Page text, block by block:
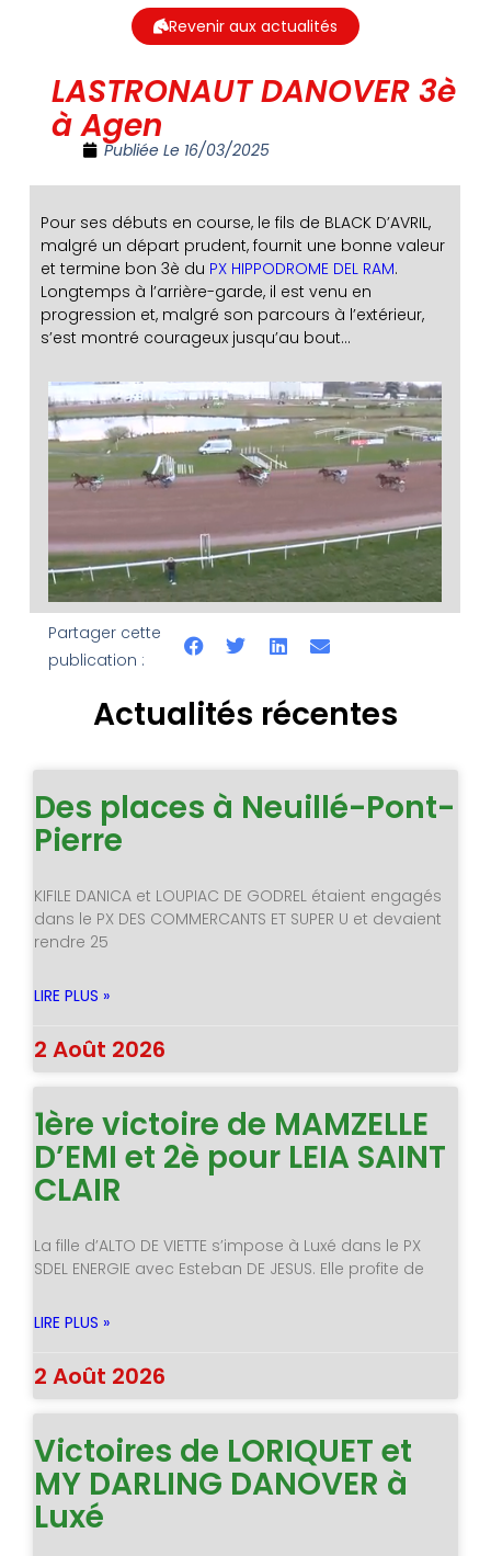
Revenir aux actualités
LASTRONAUT DANOVER 3è
à Agen
Publiée Le 16/03/2025
Pour ses débuts en course, le fils de BLACK D’AVRIL,
malgré un départ prudent, fournit une bonne valeur
et termine bon 3è du PX HIPPODROME DEL RAM.
Longtemps à l’arrière-garde, il est venu en
progression et, malgré son parcours à l’extérieur,
s’est montré courageux jusqu’au bout…
Partager cette
publication :
Actualités récentes
Des places à Neuillé-Pont-
Pierre
KIFILE DANICA et LOUPIAC DE GODREL étaient engagés
dans le PX DES COMMERCANTS ET SUPER U et devaient
rendre 25
LIRE PLUS »
2 Août 2026
1ère victoire de MAMZELLE
D’EMI et 2è pour LEIA SAINT
CLAIR
La fille d’ALTO DE VIETTE s’impose à Luxé dans le PX
SDEL ENERGIE avec Esteban DE JESUS. Elle profite de
LIRE PLUS »
2 Août 2026
Victoires de LORIQUET et
MY DARLING DANOVER à
Luxé